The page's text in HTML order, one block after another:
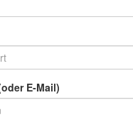
E-Mail)